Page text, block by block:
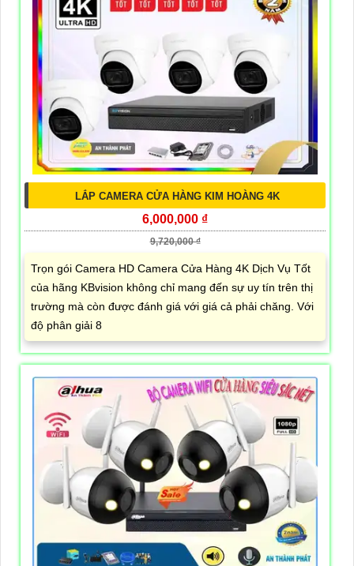
LẮP CAMERA CỬA HÀNG KIM HOÀNG 4K
6,000,000 ₫
9,720,000 ₫
Trọn gói Camera HD Camera Cửa Hàng 4K Dịch Vụ Tốt
của hãng KBvision không chỉ mang đến sự uy tín trên thị
trường mà còn được đánh giá với giá cả phải chăng. Với
độ phân giải 8